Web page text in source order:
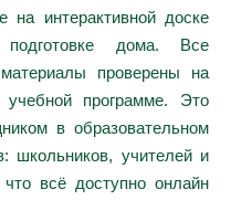
на интерактивной доске
дома. Все
проверены на
учебной программе. Это
в образовательном
школьников, учителей и
всё доступно онлайн